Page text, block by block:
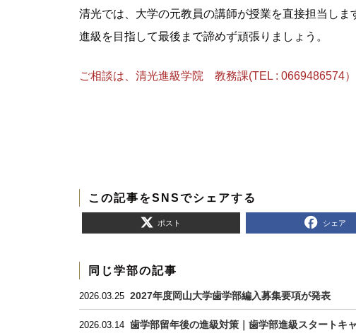
清光では、大学の元教員の講師が授業を直接担当しま
進級を目指して最後まで諦めず頑張りましょう。
ご相談は、清光進級学院 教務課(TEL : 0669486574
この記事をSNSでシェアする
ポスト シェア
同じ学部の記事
2026.03.25 2027年度岡山大学歯学部編入募集要項が発表
2026.03.14 歯学部留年後の進級対策｜歯学部進級スタートキ